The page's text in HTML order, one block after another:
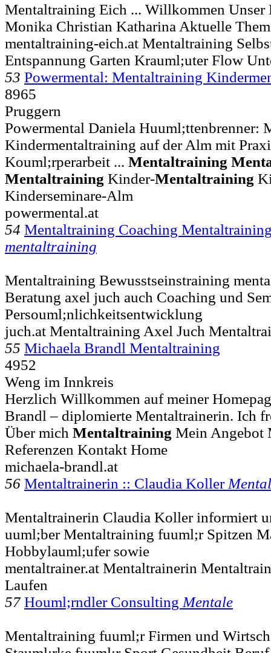
Mentaltraining Eich ... Willkommen
Monika Christian Katharina Aktuelle
mentaltraining-eich.at Mentaltraining
Entspannung Garten Krauml;uter Flow
53 Powermental: Mentaltraining
8965
Pruggern
Powermental Daniela Huuml;ttenbrenner:
Kindermentaltraining auf der Alm mit
Kouml;rperarbeit ... Mentaltraining
Mentaltraining Kinder-Mentaltraining
Kinderseminare-Alm
powermental.at
54 Mentaltraining Coaching
mentaltraining
Mentaltraining Bewusstseinstraining
Beratung axel juch auch Coaching und
Persouml;nlichkeitsentwicklung
juch.at Mentaltraining Axel Juch
55 Michaela Brandl Mentaltraining
4952
Weng im Innkreis
Herzlich Willkommen auf meiner
Brandl – diplomierte Mentaltrainerin. Ich
Über mich Mentaltraining Mein Angebot
Referenzen Kontakt Home
michaela-brandl.at
56 Mentaltrainerin :: Claudia Koller
Mentaltrainerin Claudia Koller informiert
uuml;ber Mentaltraining fuuml;r Spitzen
Hobbylauml;ufer sowie
mentaltrainer.at Mentaltrainerin
Laufen
57 Houml;rndler Consulting Mentale
Mentaltraining fuuml;r Firmen und